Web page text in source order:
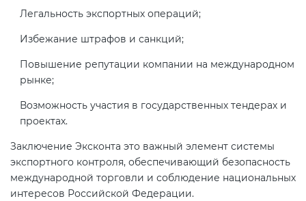
Легальность экспортных операций;
Избежание штрафов и санкций;
Повышение репутации компании на международном
рынке;
Возможность участия в государственных тендерах и
проектах.
Заключение Эксконта это важный элемент системы
экспортного контроля, обеспечивающий безопасность
международной торговли и соблюдение национальных
интересов Российской Федерации.